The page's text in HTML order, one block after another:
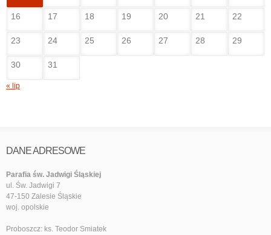
16 17 18 19 20 21 22
23 24 25 26 27 28 29
30 31
« lip
DANE ADRESOWE
Parafia św. Jadwigi Śląskiej
ul. Św. Jadwigi 7
47-150 Zalesie Śląskie
woj. opolskie
Proboszcz: ks. Teodor Smiatek